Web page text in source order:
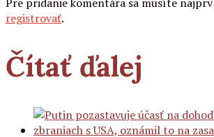
registrovať.
Čítať ďalej